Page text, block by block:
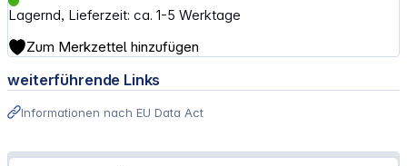
Lagernd, Lieferzeit: ca. 1-5 Werktage
Zum Merkzettel hinzufügen
weiterführende Links
Informationen nach EU Data Act